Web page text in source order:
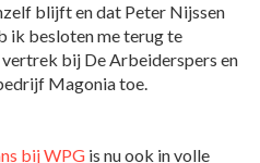
blijft en dat Peter Nijssen
ik besloten me terug te
vertrek bij De Arbeiderspers en
Magonia toe.
bij WPG is nu ook in volle